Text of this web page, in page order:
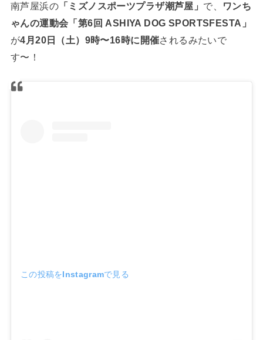
南芦屋浜の「ミズノスポーツプラザ潮芦屋」 で、
ワンち
ゃんの運動会「第6回 ASHIYA DOG SPORTSFESTA」
が4月20日（土）9時〜16時に開催されるみたいで
す〜！
この投稿をInstagramで見る